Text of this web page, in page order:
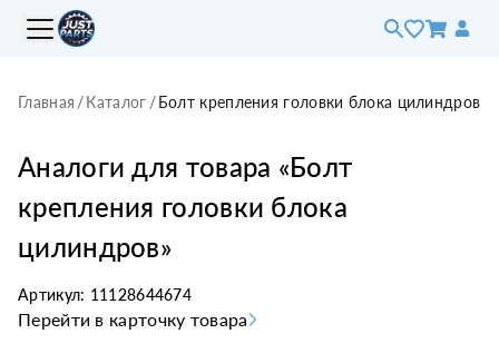
Главная /Каталог /Болт крепления головки блока цилиндров
Аналоги для товара «Болт
крепления головки блока
цилиндров»
Артикул: 11128644674
Перейти в карточку товара